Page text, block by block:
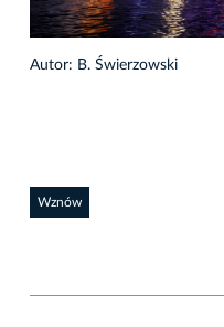
Autor: B. Świerzowski
Wznów